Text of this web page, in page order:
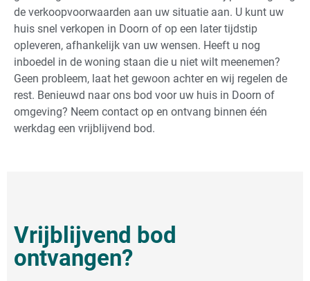
de verkoopvoorwaarden aan uw situatie aan. U kunt uw
huis snel verkopen in Doorn of op een later tijdstip
opleveren, afhankelijk van uw wensen. Heeft u nog
inboedel in de woning staan die u niet wilt meenemen?
Geen probleem, laat het gewoon achter en wij regelen de
rest. Benieuwd naar ons bod voor uw huis in Doorn of
omgeving? Neem contact op en ontvang binnen één
werkdag een vrijblijvend bod.
Vrijblijvend bod
ontvangen?